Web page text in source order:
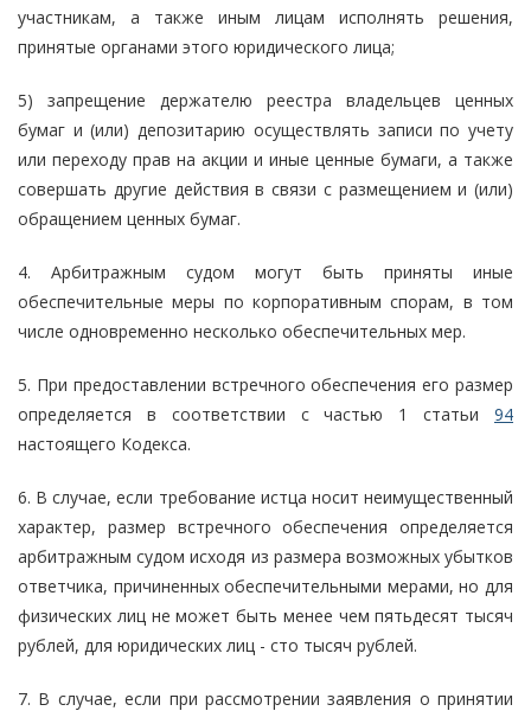
участникам, а также иным лицам исполнять решения,
принятые органами этого юридического лица;
5) запрещение держателю реестра владельцев ценных
бумаг и (или) депозитарию осуществлять записи по учету
или переходу прав на акции и иные ценные бумаги, а также
совершать другие действия в связи с размещением и (или)
обращением ценных бумаг.
4. Арбитражным судом могут быть приняты иные
обеспечительные меры по корпоративным спорам, в том
числе одновременно несколько обеспечительных мер.
5. При предоставлении встречного обеспечения его размер
определяется в соответствии с частью 1 статьи 94
настоящего Кодекса.
6. В случае, если требование истца носит неимущественный
характер, размер встречного обеспечения определяется
арбитражным судом исходя из размера возможных убытков
ответчика, причиненных обеспечительными мерами, но для
физических лиц не может быть менее чем пятьдесят тысяч
рублей, для юридических лиц - сто тысяч рублей.
7. В случае, если при рассмотрении заявления о принятии